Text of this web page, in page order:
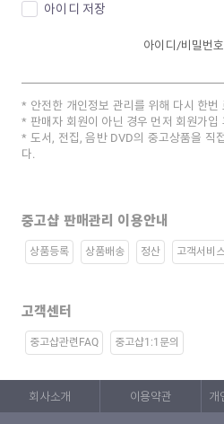
아이디 저장
아이디/비밀번호
안전한 개인정보 관리를 위해 다시 한번
판매자 회원이 아닌 경우 먼저 회원가입
도서, 전집, 음반 DVD의 중고상품을 직
다.
중고샵 판매관리 이용안내
상품등록 상품배송 정산 고객서비
고객센터
중고샵관련FAQ 중고샵1:1문의
회사소개 이용약관 개